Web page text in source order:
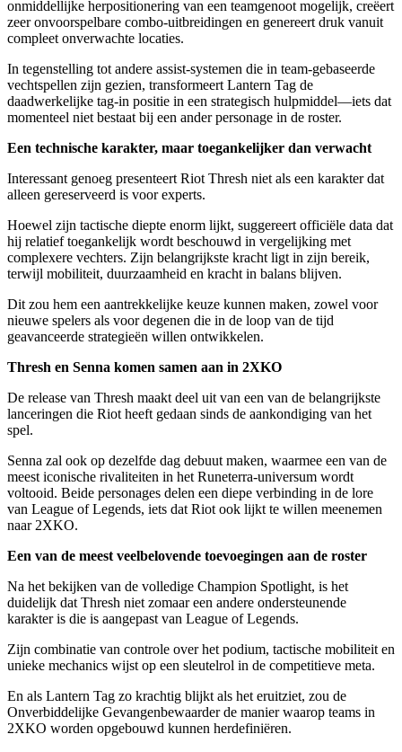
onmiddellijke herpositionering van een teamgenoot mogelijk, creëert
zeer onvoorspelbare combo-uitbreidingen en genereert druk vanuit
compleet onverwachte locaties.
In tegenstelling tot andere assist-systemen die in team-gebaseerde
vechtspellen zijn gezien, transformeert Lantern Tag de
daadwerkelijke tag-in positie in een strategisch hulpmiddel—iets dat
momenteel niet bestaat bij een ander personage in de roster.
Een technische karakter, maar toegankelijker dan verwacht
Interessant genoeg presenteert Riot Thresh niet als een karakter dat
alleen gereserveerd is voor experts.
Hoewel zijn tactische diepte enorm lijkt, suggereert officiële data dat
hij relatief toegankelijk wordt beschouwd in vergelijking met
complexere vechters. Zijn belangrijkste kracht ligt in zijn bereik,
terwijl mobiliteit, duurzaamheid en kracht in balans blijven.
Dit zou hem een aantrekkelijke keuze kunnen maken, zowel voor
nieuwe spelers als voor degenen die in de loop van de tijd
geavanceerde strategieën willen ontwikkelen.
Thresh en Senna komen samen aan in 2XKO
De release van Thresh maakt deel uit van een van de belangrijkste
lanceringen die Riot heeft gedaan sinds de aankondiging van het
spel.
Senna zal ook op dezelfde dag debuut maken, waarmee een van de
meest iconische rivaliteiten in het Runeterra-universum wordt
voltooid. Beide personages delen een diepe verbinding in de lore
van League of Legends, iets dat Riot ook lijkt te willen meenemen
naar 2XKO.
Een van de meest veelbelovende toevoegingen aan de roster
Na het bekijken van de volledige Champion Spotlight, is het
duidelijk dat Thresh niet zomaar een andere ondersteunende
karakter is die is aangepast van League of Legends.
Zijn combinatie van controle over het podium, tactische mobiliteit en
unieke mechanics wijst op een sleutelrol in de competitieve meta.
En als Lantern Tag zo krachtig blijkt als het eruitziet, zou de
Onverbiddelijke Gevangenbewaarder de manier waarop teams in
2XKO worden opgebouwd kunnen herdefiniëren.